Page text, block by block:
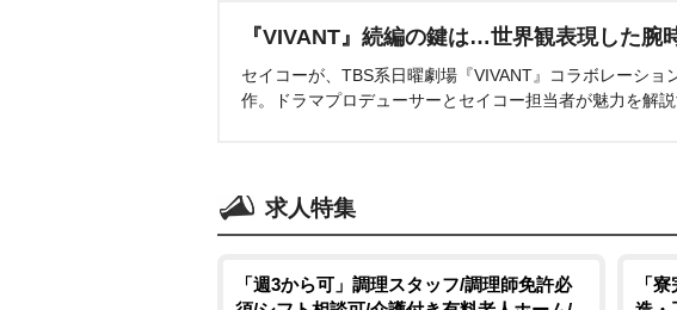
『VIVANT』続編の鍵は…世界観表現した腕
セイコーが、TBS系日曜劇場『VIVANT』コラボレーショ
作。ドラマプロデューサーとセイコー担当者が魅力を解説
求人特集
「週3から可」調理スタッフ/調理師免許必
「